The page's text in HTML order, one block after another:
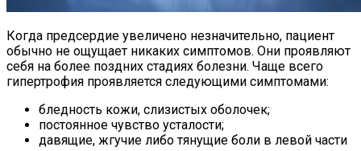
Когда предсердие увеличено незначительно, пациент
обычно не ощущает никаких симптомов. Они проявляют
себя на более поздних стадиях болезни. Чаще всего
гипертрофия проявляется следующими симптомами:
бледность кожи, слизистых оболочек;
постоянное чувство усталости;
давящие, жгучие либо тянущие боли в левой части